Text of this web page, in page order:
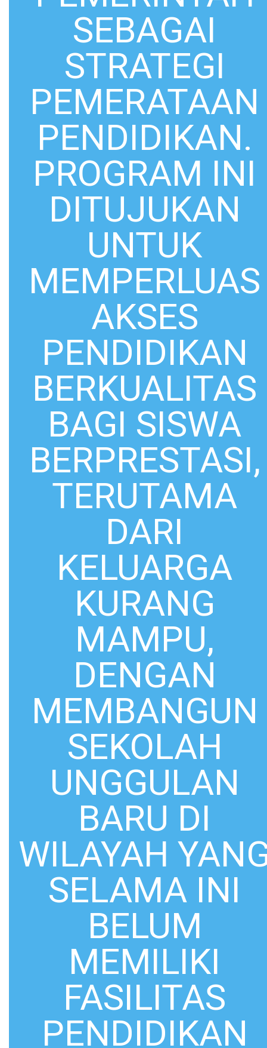
SEBAGAI
STRATEGI
PEMERATAAN
PENDIDIKAN.
PROGRAM INI
DITUJUKAN
UNTUK
MEMPERLUAS
AKSES
PENDIDIKAN
BERKUALITAS
BAGI SISWA
BERPRESTASI,
TERUTAMA
DARI
KELUARGA
KURANG
MAMPU,
DENGAN
MEMBANGUN
SEKOLAH
UNGGULAN
BARU DI
WILAYAH
SELAMA INI
BELUM
MEMILIKI
FASILITAS
PENDIDIKAN